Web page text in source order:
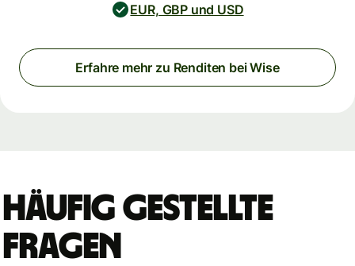
EUR, GBP und USD
Erfahre mehr zu Renditen bei Wise
Häufig gestellte
Fragen